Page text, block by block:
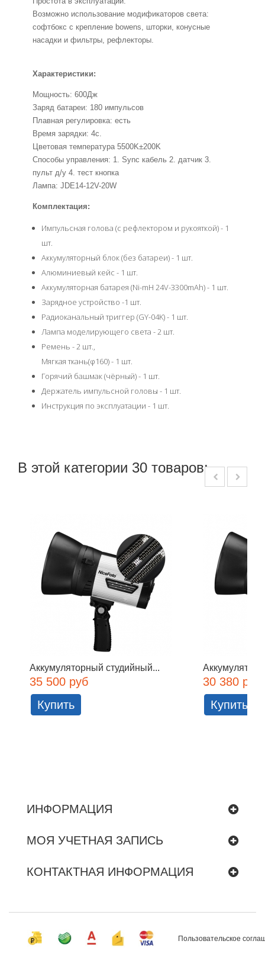
Возможно использование модификаторов света:
софтбокс с крепление bowens, шторки, конусные
насадки и фильтры, рефлекторы.
Характеристики:
Мощность: 600Дж
Заряд батареи: 180 импульсов
Плавная регулировка: есть
Время зарядки: 4с.
Цветовая температура 5500K±200K
Способы управления: 1. Sync кабель 2. датчик 3.
пульт д/у 4. тест кнопка
Лампа: JDE14-12V-20W
Комплектация:
Импульсная голова (с рефлектором и рукояткой) - 1
шт.
Аккумуляторный блок (без батареи) - 1 шт.
Алюминиевый кейс - 1 шт.
Аккумуляторная батарея (Ni-mH 24V-3300mAh) - 1 шт.
Зарядное устройство -1 шт.
Радиоканальный триггер (GY-04K) - 1 шт.
Лампа моделирующего света - 2 шт.
Ремень - 2 шт.,
Мягкая ткань(φ160) - 1 шт.
Горячий башмак (чёрный) - 1 шт.
Держатель импульсной головы - 1 шт.
Инструкция по эксплуатации - 1 шт.
В этой категории 30 товаров:
Аккумуляторный студийный...
35 500 руб
Купить
30 380 руб
Купить
ИНФОРМАЦИЯ
МОЯ УЧЕТНАЯ ЗАПИСЬ
КОНТАКТНАЯ ИНФОРМАЦИЯ
Пользовательское